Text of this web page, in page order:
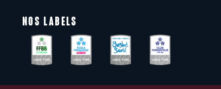
NOS LABELS